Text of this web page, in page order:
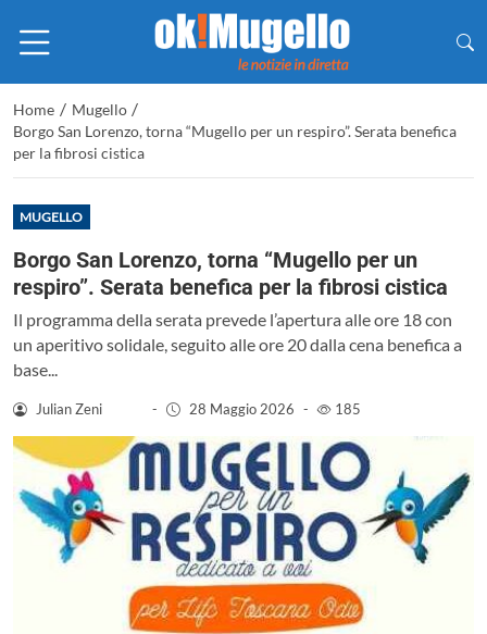
Home / Mugello /
Borgo San Lorenzo, torna “Mugello per un respiro”. Serata benefica
per la fibrosi cistica
MUGELLO
Borgo San Lorenzo, torna “Mugello per un
respiro”. Serata benefica per la fibrosi cistica
Il programma della serata prevede l’apertura alle ore 18 con
un aperitivo solidale, seguito alle ore 20 dalla cena benefica a
base...
Julian Zeni - 28 Maggio 2026 - 185